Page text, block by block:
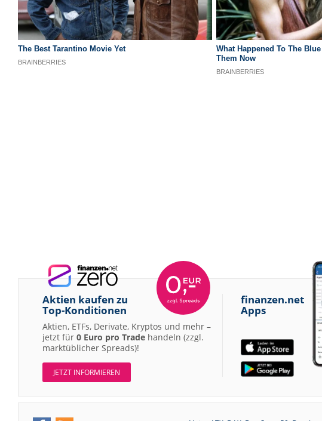
Aktien kaufen zu
Top-Konditionen
Aktien, ETFs, Derivate, Kryptos und mehr –
jetzt für 0 Euro pro Trade handeln (zzgl.
marktüblicher Spreads)!
JETZT INFORMIEREN
finanzen.net
Apps